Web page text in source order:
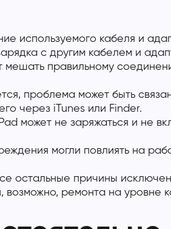
используемого кабеля и
с другим кабелем и
мешать правильному
проблема может быть
через iTunes или Finder.
может не заряжаться и не
могли повлиять на
остальные причины
возможно, ремонта на уровне